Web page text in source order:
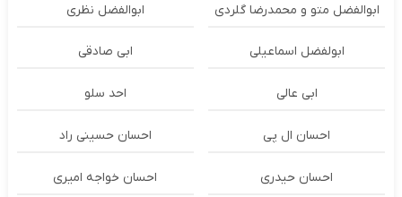
ابوالفضل متو و محمدرضا گلردی ابوالفضل نظری
ابولفضل اسماعیلی ابی صادقی
ابی عالی احد سلو
احسان ال پی احسان حسینی راد
احسان حیدری احسان خواجه امیری